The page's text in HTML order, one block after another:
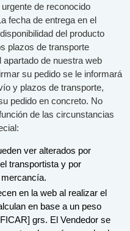
de reconocido
fecha de entrega en el
del producto
plazos de transporte
de nuestra web
su pedido se le informará
y plazos de transporte,
pedido en concreto. No
de las circunstancias
ver alterados por
transportista y por
en la web al realizar el
en base a un peso
grs. El Vendedor se